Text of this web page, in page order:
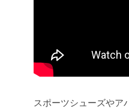
スポーツシューズやア